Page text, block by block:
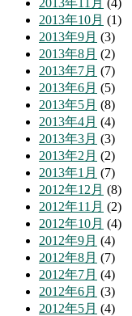
2013年11月 (4)
2013年10月 (1)
2013年9月 (3)
2013年8月 (2)
2013年7月 (7)
2013年6月 (5)
2013年5月 (8)
2013年4月 (4)
2013年3月 (3)
2013年2月 (2)
2013年1月 (7)
2012年12月 (8)
2012年11月 (2)
2012年10月 (4)
2012年9月 (4)
2012年8月 (7)
2012年7月 (4)
2012年6月 (3)
2012年5月 (4)